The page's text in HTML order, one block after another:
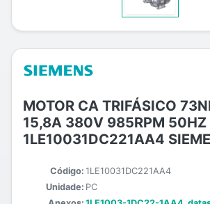
MOTOR CA TRIFÁSICO
15,8A 380V 985RPM 50HZ
1LE10031DC221AA4
Código: 1LE10031DC221AA4
Unidade: PC